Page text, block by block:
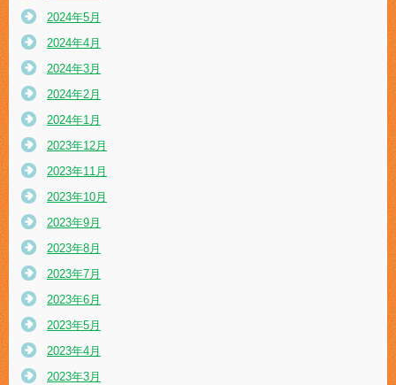
2024年5月
2024年4月
2024年3月
2024年2月
2024年1月
2023年12月
2023年11月
2023年10月
2023年9月
2023年8月
2023年7月
2023年6月
2023年5月
2023年4月
2023年3月